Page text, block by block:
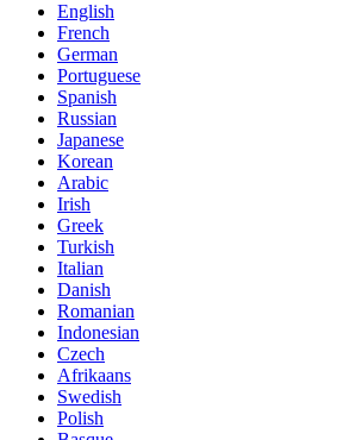
English
French
German
Portuguese
Spanish
Russian
Japanese
Korean
Arabic
Irish
Greek
Turkish
Italian
Danish
Romanian
Indonesian
Czech
Afrikaans
Swedish
Polish